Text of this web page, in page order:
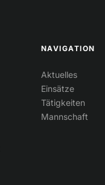
NAVIGATION
Aktuelles
Einsätze
Tätigkeiten
Mannschaft